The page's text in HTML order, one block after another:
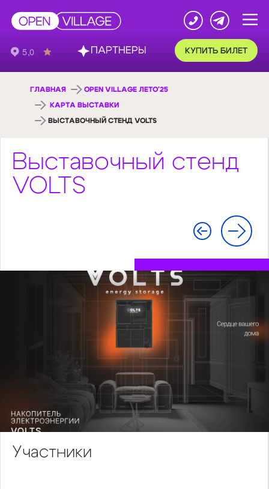
КУПИТЬ БИЛЕТ
ГЛАВНАЯ OPEN VILLAGE ЛЕТО'25
КАРТА ВЫСТАВКИ
ВЫСТАВОЧНЫЙ СТЕНД VOLTS
Выставочный стенд
VOLTS
Участники